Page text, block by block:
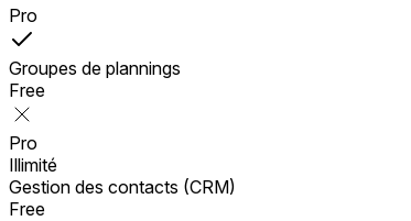
Pro
Groupes de plannings
Free
Pro
Illimité
Gestion des contacts (CRM)
Free